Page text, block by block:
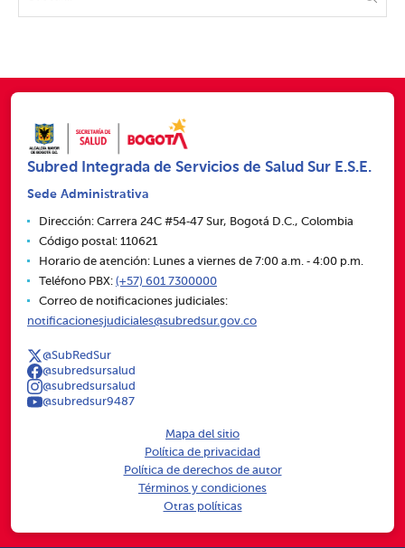
Subred Integrada de Servicios de Salud Sur E.S.E.
Sede Administrativa
Dirección: Carrera 24C #54‑47 Sur, Bogotá D.C., Colombia
Código postal: 110621
Horario de atención: Lunes a viernes de 7:00 a.m. ‑ 4:00 p.m.
Teléfono PBX: (+57) 601 7300000
Correo de notificaciones judiciales:
notificacionesjudiciales@subredsur.gov.co
@SubRedSur
@subredsursalud
@subredsursalud
@subredsur9487
Mapa del sitio
Política de privacidad
Política de derechos de autor
Términos y condiciones
Otras políticas